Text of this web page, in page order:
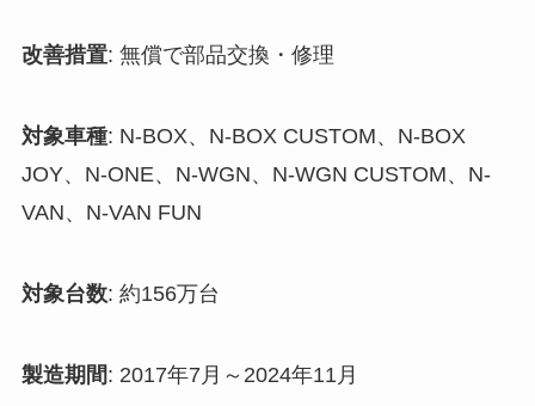
改善措置: 無償で部品交換・修理
対象車種: N-BOX、N-BOX CUSTOM、N-BOX
JOY、N-ONE、N-WGN、N-WGN CUSTOM、N-
VAN、N-VAN FUN
対象台数: 約156万台
製造期間: 2017年7月～2024年11月